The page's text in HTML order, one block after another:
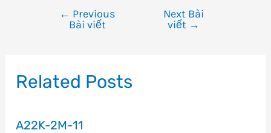
viết
← Previous
Bài viết
Next Bài
viết →
Related Posts
A22K-2M-11